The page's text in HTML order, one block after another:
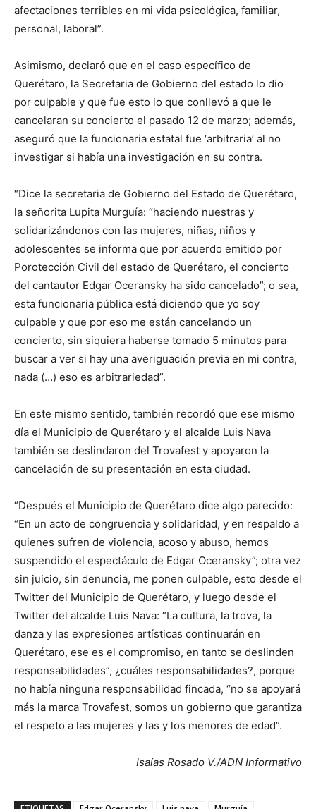
afectaciones terribles en mi vida psicológica, familiar,
personal, laboral”.
Asimismo, declaró que en el caso específico de
Querétaro, la Secretaria de Gobierno del estado lo dio
por culpable y que fue esto lo que conllevó a que le
cancelaran su concierto el pasado 12 de marzo; además,
aseguró que la funcionaria estatal fue ‘arbitraria’ al no
investigar si había una investigación en su contra.
“Dice la secretaria de Gobierno del Estado de Querétaro,
la señorita Lupita Murguía: “haciendo nuestras y
solidarizándonos con las mujeres, niñas, niños y
adolescentes se informa que por acuerdo emitido por
Porotección Civil del estado de Querétaro, el concierto
del cantautor Edgar Oceransky ha sido cancelado”; o sea,
esta funcionaria pública está diciendo que yo soy
culpable y que por eso me están cancelando un
concierto, sin siquiera haberse tomado 5 minutos para
buscar a ver si hay una averiguación previa en mi contra,
nada (…) eso es arbitrariedad”.
En este mismo sentido, también recordó que ese mismo
día el Municipio de Querétaro y el alcalde Luis Nava
también se deslindaron del Trovafest y apoyaron la
cancelación de su presentación en esta ciudad.
“Después el Municipio de Querétaro dice algo parecido:
“En un acto de congruencia y solidaridad, y en respaldo a
quienes sufren de violencia, acoso y abuso, hemos
suspendido el espectáculo de Edgar Oceransky”; otra vez
sin juicio, sin denuncia, me ponen culpable, esto desde el
Twitter del Municipio de Querétaro, y luego desde el
Twitter del alcalde Luis Nava: “La cultura, la trova, la
danza y las expresiones artísticas continuarán en
Querétaro, ese es el compromiso, en tanto se deslinden
responsabilidades”, ¿cuáles responsabilidades?, porque
no había ninguna responsabilidad fincada, “no se apoyará
más la marca Trovafest, somos un gobierno que garantiza
el respeto a las mujeres y las y los menores de edad”.
Isaías Rosado V./ADN Informativo